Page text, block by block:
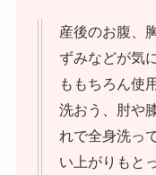
産後のお腹、
ずみなどが気
ももちろん使
洗おう、肘や
れで全身洗っ
い上がりもと